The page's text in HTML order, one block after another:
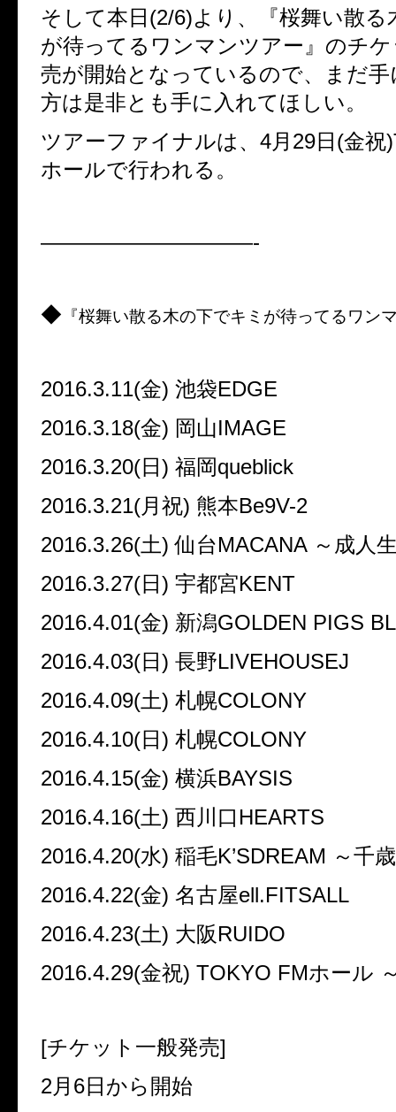
そして本日 (2/6)より、『桜舞い散
が待ってるワンマンツアー』のチ
売が開始となっているので、まだ
方は是非とも手に入れてほしい。
ツアーファイナルは、 4月 29日 (金祝
ホールで行われる。
——————————-
◆ 『桜舞い散る木の下でキミが待ってるワン
2016.3.11(金) 池袋EDGE
2016.3.18(金) 岡山IMAGE
2016.3.20(日 ) 福岡queblick
2016.3.21(月祝) 熊本Be9V-2
2016.3.26(土)仙台MACANA ～成人
2016.3.27(日 ) 宇都宮KENT
2016.4.01(金) 新潟GOLDEN PIGS
2016.4.03(日 ) 長野LIVEHOUSEJ
2016.4.09(土) 札幌COLONY
2016.4.10(日 ) 札幌COLONY
2016.4.15(金) 横浜BAYSIS
2016.4.16(土) 西川口 HEARTS
2016.4.20(水) 稲毛K’SDREAM ～千
2016.4.22(金) 名古屋ell.FITSALL
2016.4.23(土) 大阪RUIDO
2016.4.29(金祝) TOKYO FMホール
[チケット一般発売]
2月 6日から開始